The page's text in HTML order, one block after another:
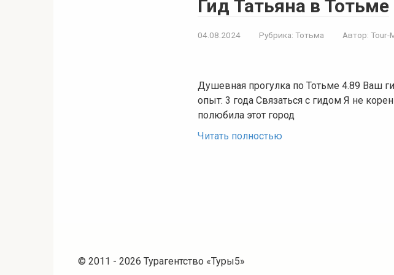
Гид Татьяна в Тотьме
04.08.2024 Рубрика: Тотьма Автор: Tour-
Душевная прогулка по Тотьме 4.89 Ваш
опыт: 3 года Связаться с гидом Я не
полюбила этот город
Читать полностью
© 2011 - 2026 Турагентство «Туры5»